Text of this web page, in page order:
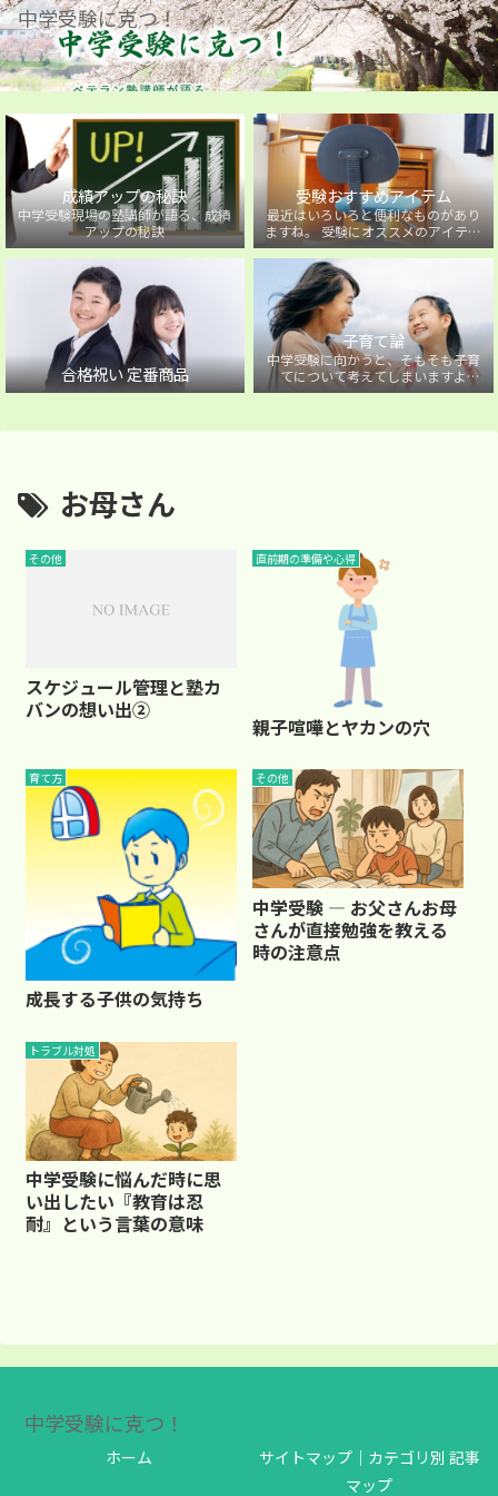
中学受験に克つ！
成績アップの秘訣
中学受験現場の塾講師が語る、成績
アップの秘訣
受験おすすめアイテム
最近はいろいろと便利なものがあり
ますね。 受験にオススメのアイテム
を紹介しています。
合格祝い 定番商品
子育て論
中学受験に向かうと、そもそも子育
てについて考えてしまいますよ
ね・・・。中学受験に向かうお子様
お母さん
その他
スケジュール管理と塾カ
バンの想い出②
直前期の準備や心得
親子喧嘩とヤカンの穴
育て方
成長する子供の気持ち
その他
中学受験 ― お父さんお母
さんが直接勉強を教える
時の注意点
トラブル対処
中学受験に悩んだ時に思
い出したい『教育は忍
耐』という言葉の意味
中学受験に克つ！
ホーム
サイトマップ｜カテゴリ別 記事
マップ